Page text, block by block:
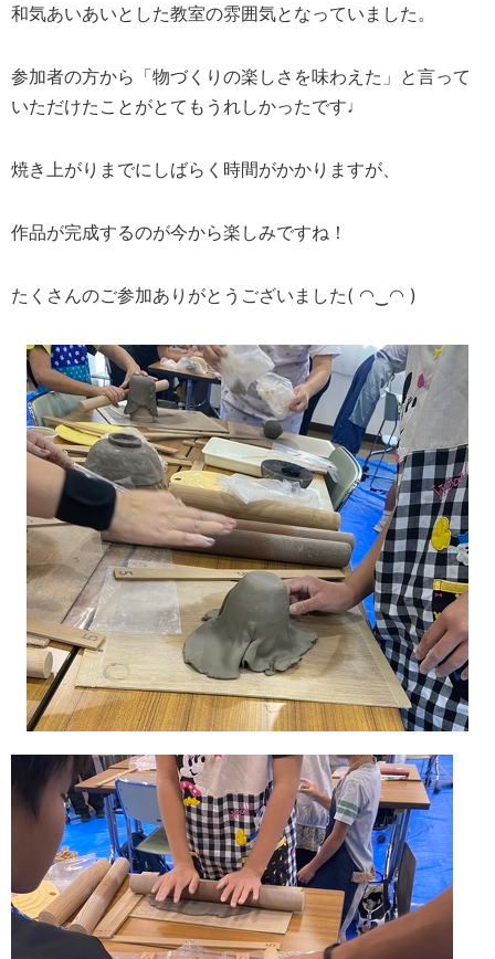
和気あいあいとした教室の雰囲気となっていました。
参加者の方から「物づくりの楽しさを味わえた」と言って
いただけたことがとてもうれしかったです♩
焼き上がりまでにしばらく時間がかかりますが、
作品が完成するのが今から楽しみですね！
たくさんのご参加ありがとうございました( ◠‿◠ )